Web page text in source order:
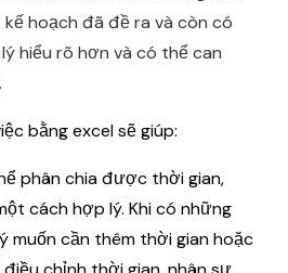
hoạch đã đề ra và còn có
hiểu rõ hơn và có thể can
bằng excel sẽ giúp:
phân chia được thời gian,
cách hợp lý. Khi có những
muốn cần thêm thời gian hoặc